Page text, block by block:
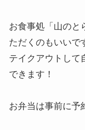
お食事処「山のと
ただくのもいいで
テイクアウトして
できます！
お弁当は事前に予